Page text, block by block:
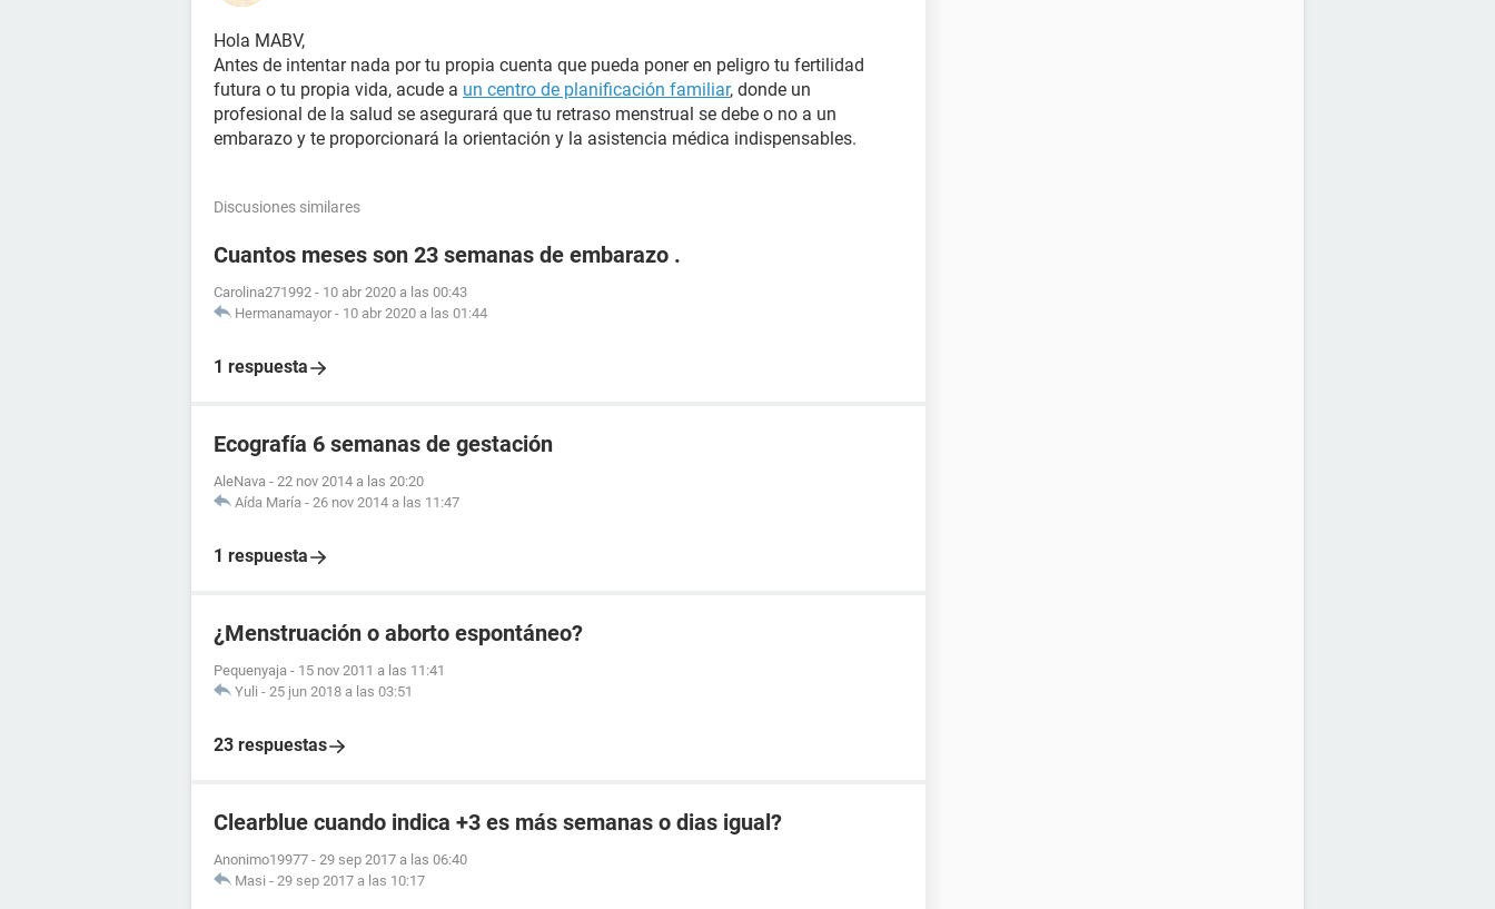
Hola MABV,
Antes de intentar nada por tu propia cuenta que pueda poner en peligro tu fertilidad
futura o tu propia vida, acude a un centro de planificación familiar, donde un
profesional de la salud se asegurará que tu retraso menstrual se debe o no a un
embarazo y te proporcionará la orientación y la asistencia médica indispensables.
Discusiones similares
Cuantos meses son 23 semanas de embarazo .
Carolina271992 - 10 abr 2020 a las 00:43
Hermanamayor - 10 abr 2020 a las 01:44
1 respuesta
Ecografía 6 semanas de gestación
AleNava - 22 nov 2014 a las 20:20
Aída María - 26 nov 2014 a las 11:47
1 respuesta
¿Menstruación o aborto espontáneo?
Pequenyaja - 15 nov 2011 a las 11:41
Yuli - 25 jun 2018 a las 03:51
23 respuestas
Clearblue cuando indica +3 es más semanas o dias igual?
Anonimo19977 - 29 sep 2017 a las 06:40
Masi - 29 sep 2017 a las 10:17